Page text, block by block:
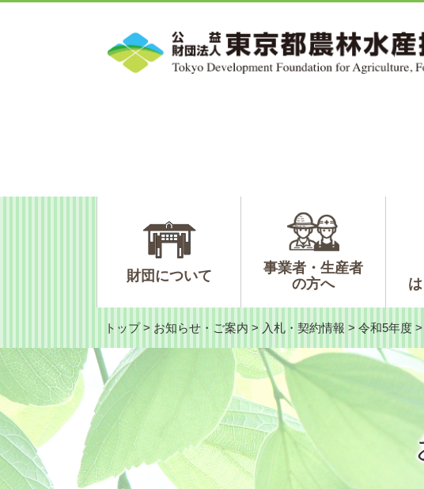
文
財団について
事業者・生産者
の方へ
トップ > お知らせ・ご案内 > 入札・契約情報 > 令和5年度 >